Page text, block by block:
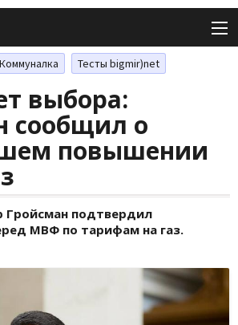
Коммуналка Тесты bigmir)net
выбора:
сообщил о
повышении
Гройсман подтвердил
МВФ по тарифам на газ.